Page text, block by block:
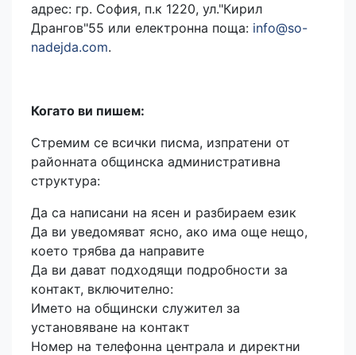
адрес: гр. София, п.к 1220, ул."Кирил
Дрангов"55 или електронна поща: info@so-
nadejda.com.
Когато ви пишем:
Стремим се всички писма, изпратени от
районната общинска административна
структура:
Да са написани на ясен и разбираем език
Да ви уведомяват ясно, ако има още нещо,
което трябва да направите
Да ви дават подходящи подробности за
контакт, включително:
Името на общински служител за
установяване на контакт
Номер на телефонна централа и директни